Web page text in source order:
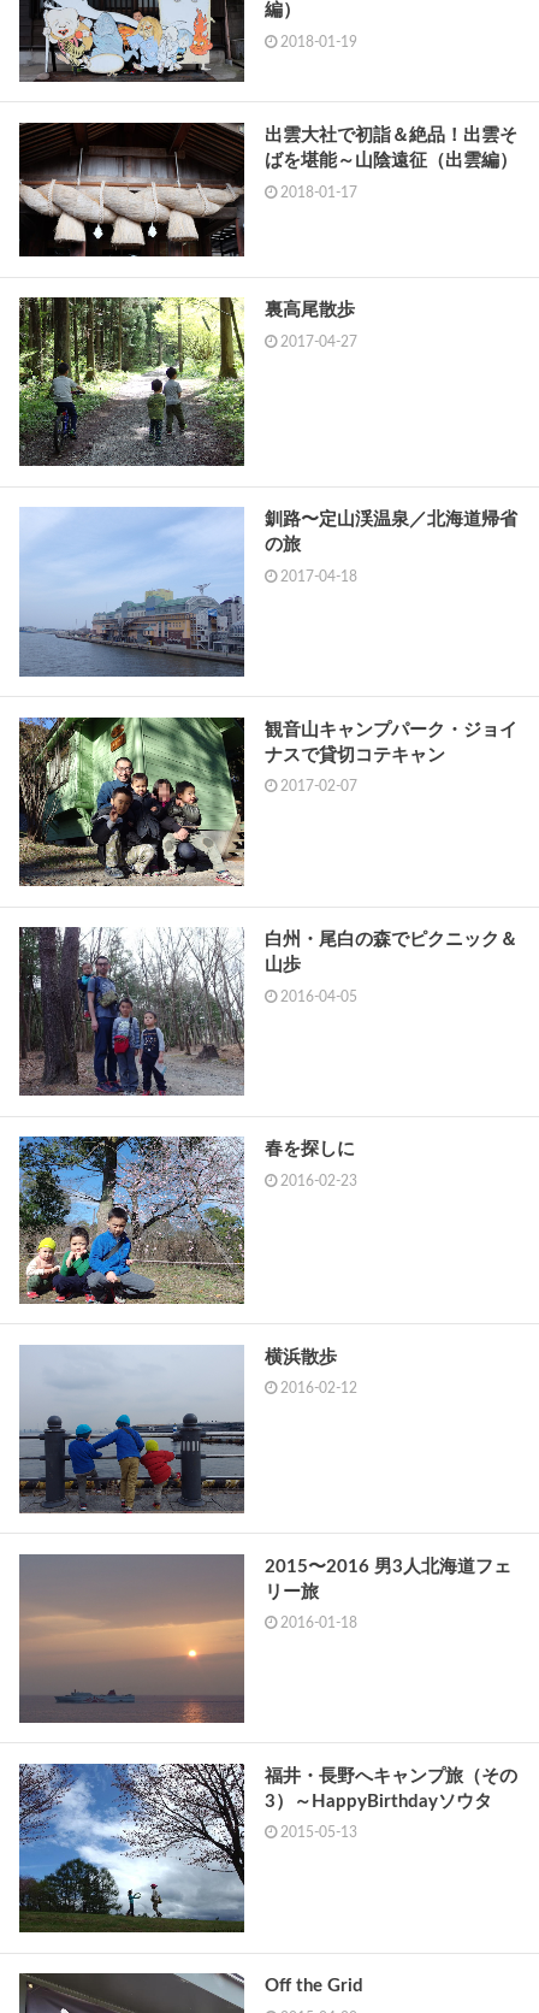
編）
2018-01-19
出雲大社で初詣＆絶品！出雲そ
ばを堪能～山陰遠征（出雲編）
2018-01-17
裏高尾散歩
2017-04-27
釧路〜定山渓温泉／北海道帰省
の旅
2017-04-18
観音山キャンプパーク・ジョイ
ナスで貸切コテキャン
2017-02-07
白州・尾白の森でピクニック＆
山歩
2016-04-05
春を探しに
2016-02-23
横浜散歩
2016-02-12
2015〜2016 男3人北海道フェ
リー旅
2016-01-18
福井・長野へキャンプ旅（その
3）～HappyBirthdayソウタ
2015-05-13
Off the Grid